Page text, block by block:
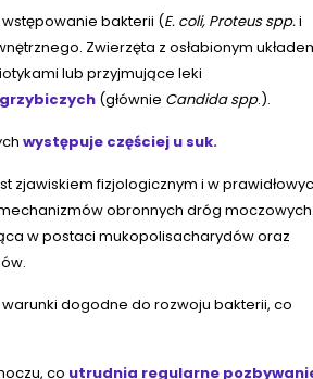
bakterii (E. coli, Proteus spp.i
Zwierzęta z osłabionym
lub przyjmujące leki
(głównie Candida spp.).
występuje częściej u suk.
zjawiskiem fizjologicznym i w
obronnych dróg
w postaci mukopolisacharydów oraz
dogodne do rozwoju bakterii, co
co utrudnia regularne